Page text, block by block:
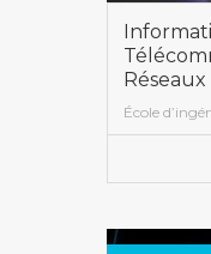
Réseaux
École